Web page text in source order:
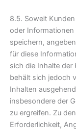
8.5. Soweit
oder Informationen
speichern,
für diese
sich die Inhalte der
behält sich jedoch
Inhalten
insbesondere der
zu ergreifen. Zu
Erforderlichkeit,